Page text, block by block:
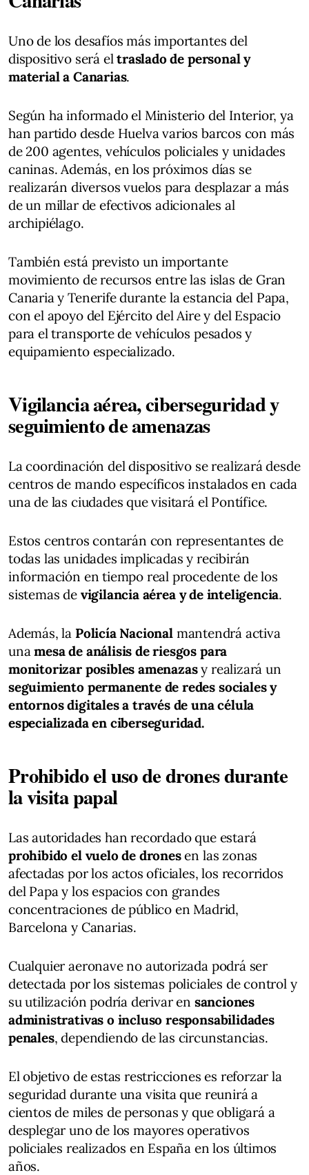
Uno de los desafíos más importantes del
dispositivo será eltraslado de personal y
material a Canarias.
Según ha informado el Ministerio del Interior, ya
han partido desde Huelva varios barcos con más
de 200 agentes, vehículos policiales y unidades
caninas. Además, en los próximos días se
realizarán diversos vuelos para desplazar a más
de un millar de efectivos adicionales al
archipiélago.
También está previsto un importante
movimiento de recursos entre las islas de Gran
Canaria y Tenerife durante la estancia del Papa,
con el apoyo del Ejército del Aire y del Espacio
para el transporte de vehículos pesados y
equipamiento especializado.
Vigilancia aérea, ciberseguridad y
seguimiento de amenazas
La coordinación del dispositivo se realizará desde
centros de mando específicos instalados en cada
una de las ciudades que visitará el Pontífice.
Estos centros contarán con representantes de
todas las unidades implicadas y recibirán
información en tiempo real procedente de los
sistemas de vigilancia aérea y de inteligencia.
Además, la Policía Nacionalmantendrá activa
unamesa de análisis de riesgos para
monitorizar posibles amenazasy realizará un
seguimiento permanente de redes sociales y
entornos digitales a través de una célula
especializada en ciberseguridad.
Prohibido el uso de drones durante
la visita papal
Las autoridades han recordado que estará
prohibido el vuelo de dronesen las zonas
afectadas por los actos oficiales, los recorridos
del Papa y los espacios con grandes
concentraciones de público en Madrid,
Barcelona y Canarias.
Cualquier aeronave no autorizada podrá ser
detectada por los sistemas policiales de control y
su utilización podría derivar en sanciones
administrativas o incluso responsabilidades
penales, dependiendo de las circunstancias.
El objetivo de estas restricciones es reforzar la
seguridad durante una visita que reunirá a
cientos de miles de personas y que obligará a
desplegar uno de los mayores operativos
policiales realizados en España en los últimos
años.